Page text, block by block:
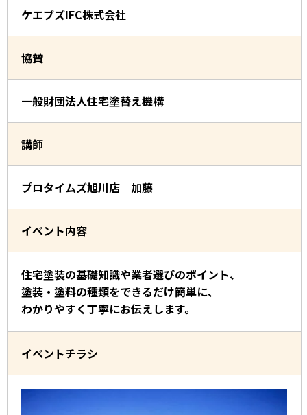
ケエブズIFC株式会社
協賛
一般財団法人住宅塗替え機構
講師
プロタイムズ旭川店 加藤
イベント内容
住宅塗装の基礎知識や業者選びのポイント、
塗装・塗料の種類をできるだけ簡単に、
わかりやすく丁寧にお伝えします。
イベントチラシ